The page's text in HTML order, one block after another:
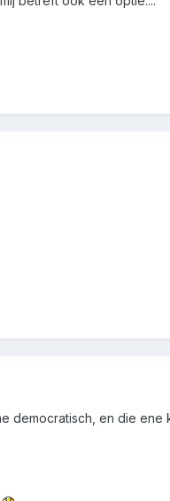
democratisch, en die ene